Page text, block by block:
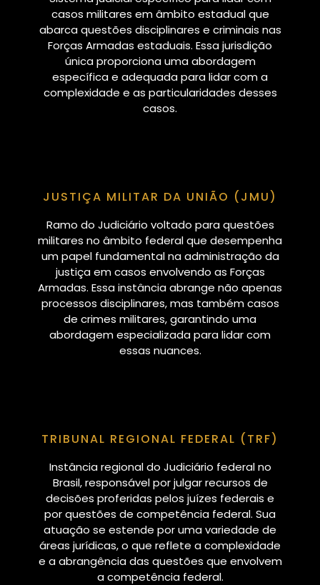
casos militares em âmbito estadual que
abarca questões disciplinares e criminais nas
Forças Armadas estaduais. Essa jurisdição
única proporciona uma abordagem
específica e adequada para lidar com a
complexidade e as particularidades desses
casos.
JUSTIÇA MILITAR DA UNIÃO (JMU)
Ramo do Judiciário voltado para questões
militares no âmbito federal que desempenha
um papel fundamental na administração da
justiça em casos envolvendo as Forças
Armadas. Essa instância abrange não apenas
processos disciplinares, mas também casos
de crimes militares, garantindo uma
abordagem especializada para lidar com
essas nuances.
TRIBUNAL REGIONAL FEDERAL (TRF)
Instância regional do Judiciário federal no
Brasil, responsável por julgar recursos de
decisões proferidas pelos juízes federais e
por questões de competência federal. Sua
atuação se estende por uma variedade de
áreas jurídicas, o que reflete a complexidade
e a abrangência das questões que envolvem
a competência federal.